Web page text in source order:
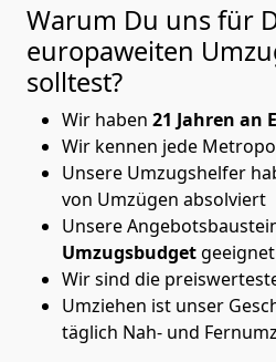
Warum Du uns für
europaweiten
solltest?
Wir haben 21 Jahren an
Wir kennen jede
Unsere Umzugshelfer
von Umzügen absolviert
Unsere
Umzugsbudgetgeeignet
Wir sind die
Umziehen ist unser
täglich Nah- und